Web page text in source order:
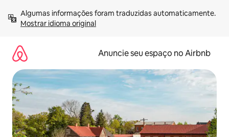
para
Mostrar idioma original
Anuncie seu espaço no Airbnb